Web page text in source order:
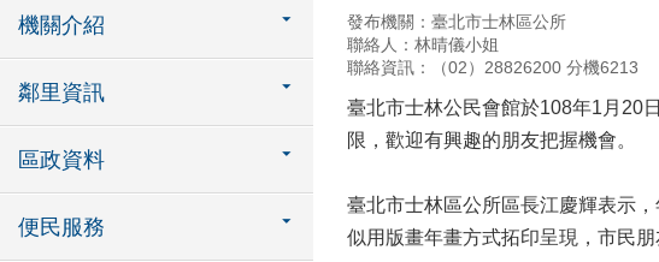
機關介紹
鄰里資訊
區政資料
便民服務
發布機關：臺北市士林區公所
聯絡人：林晴儀小姐
聯絡資訊：（02）28826200 分機6213
臺北市士林公民會館於108年1月20
限，歡迎有興趣的朋友把握機會。
臺北市士林區公所區長江慶輝表示
似用版畫年畫方式拓印呈現，市民